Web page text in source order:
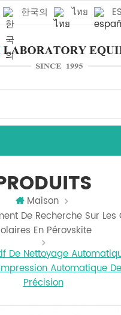
한국의 ไทย
Maison
De Recherche Sur Les
En Pérovskite
De Nettoyage
Automatique
Précision